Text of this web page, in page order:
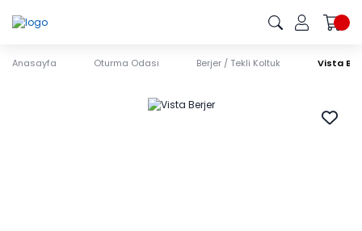
Anasayfa Oturma Odası Berjer / Tekli Koltuk Vista